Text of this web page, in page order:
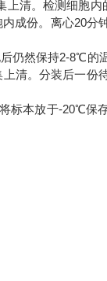
上清。检测细胞内
成份。离心20分
仍然保持2-8℃的
清。分装后一份
标本放于-20℃保